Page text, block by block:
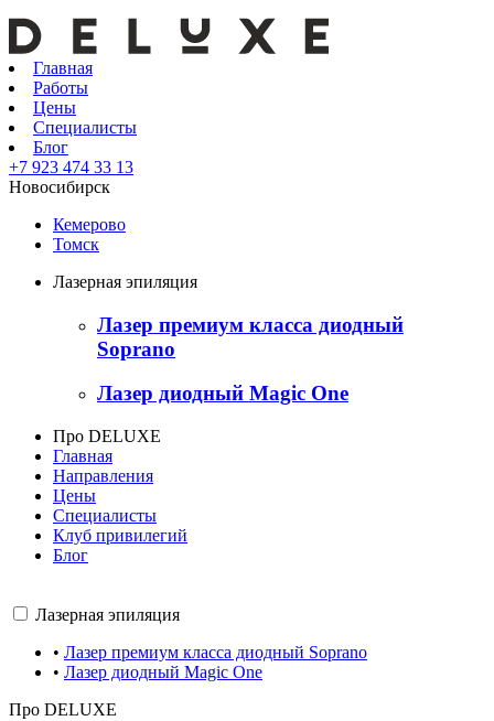
Главная
Работы
Цены
Специалисты
Блог
+7 923 474 33 13
Новосибирск
Кемерово
Томск
Лазерная эпиляция
Лазер премиум класса диодный
Soprano
Лазер диодный Magic One
Про DELUXE
Главная
Направления
Цены
Специалисты
Клуб привилегий
Блог
Лазерная эпиляция
• Лазер премиум класса диодный Soprano
• Лазер диодный Magic One
Про DELUXE